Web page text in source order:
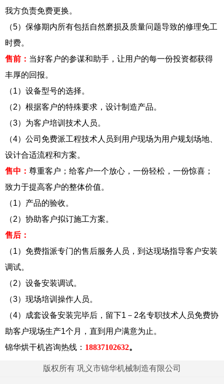
我方负责免费更换。
（5）保修期内所有包括自然磨损及质量问题导致的修理免工
时费。
售前： 当好客户的参谋和助手，让用户的每一份投资都获得
丰厚的回报。
（1）设备型号的选择。
（2）根据客户的特殊要求，设计制造产品。
（3）为客户培训技术人员。
（4）公司免费派工程技术人员到用户现场为用户规划场地、
设计合适流程和方案。
售中： 尊重客户；给客户一个放心，一份轻松，一份惊喜；
致力于提高客户的整体价值。
（1）产品的验收。
（2）协助客户拟订施工方案。
售后：
（1）免费指派专门的售后服务人员，到达现场指导客户安装
调试。
（2）设备安装调试。
（3）现场培训操作人员。
（4）成套设备安装完毕后，留下1－2名专职技术人员免费协
助客户现场生产1个月，直到用户满意为止。
锦华烘干机咨询热线： 18837102632。
版权所有 巩义市锦华机械制造有限公司